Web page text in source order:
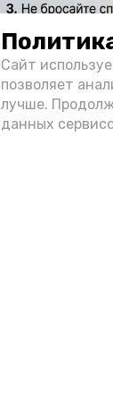
Сайт
позволяет
лучше.
данных